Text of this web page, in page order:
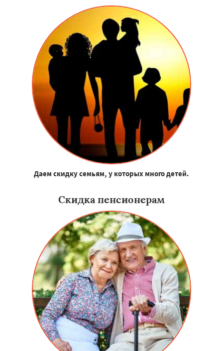
Даем скидку семьям, у которых много детей.
Скидка пенсионерам